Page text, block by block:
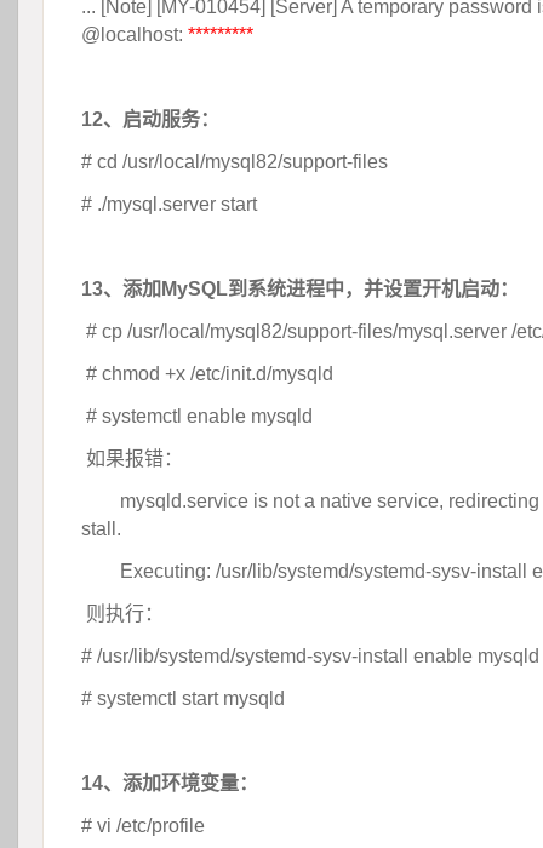
... [Note] [MY-010454] [Server] A temporary password
@localhost: *********
12、启动服务：
# cd /usr/local/mysql82/support-files
# ./mysql.server start
13、添加MySQL到系统进程中，并设置开机启动：
# cp /usr/local/mysql82/support-files/mysql.server /
# chmod +x /etc/init.d/mysqld
# systemctl enable mysqld
如果报错：
mysqld.service is not a native service,
stall.
Executing: /usr/lib/systemd/systemd-sysv-install
则执行：
# /usr/lib/systemd/systemd-sysv-install enable mysqld
# systemctl start mysqld
14、添加环境变量：
# vi /etc/profile